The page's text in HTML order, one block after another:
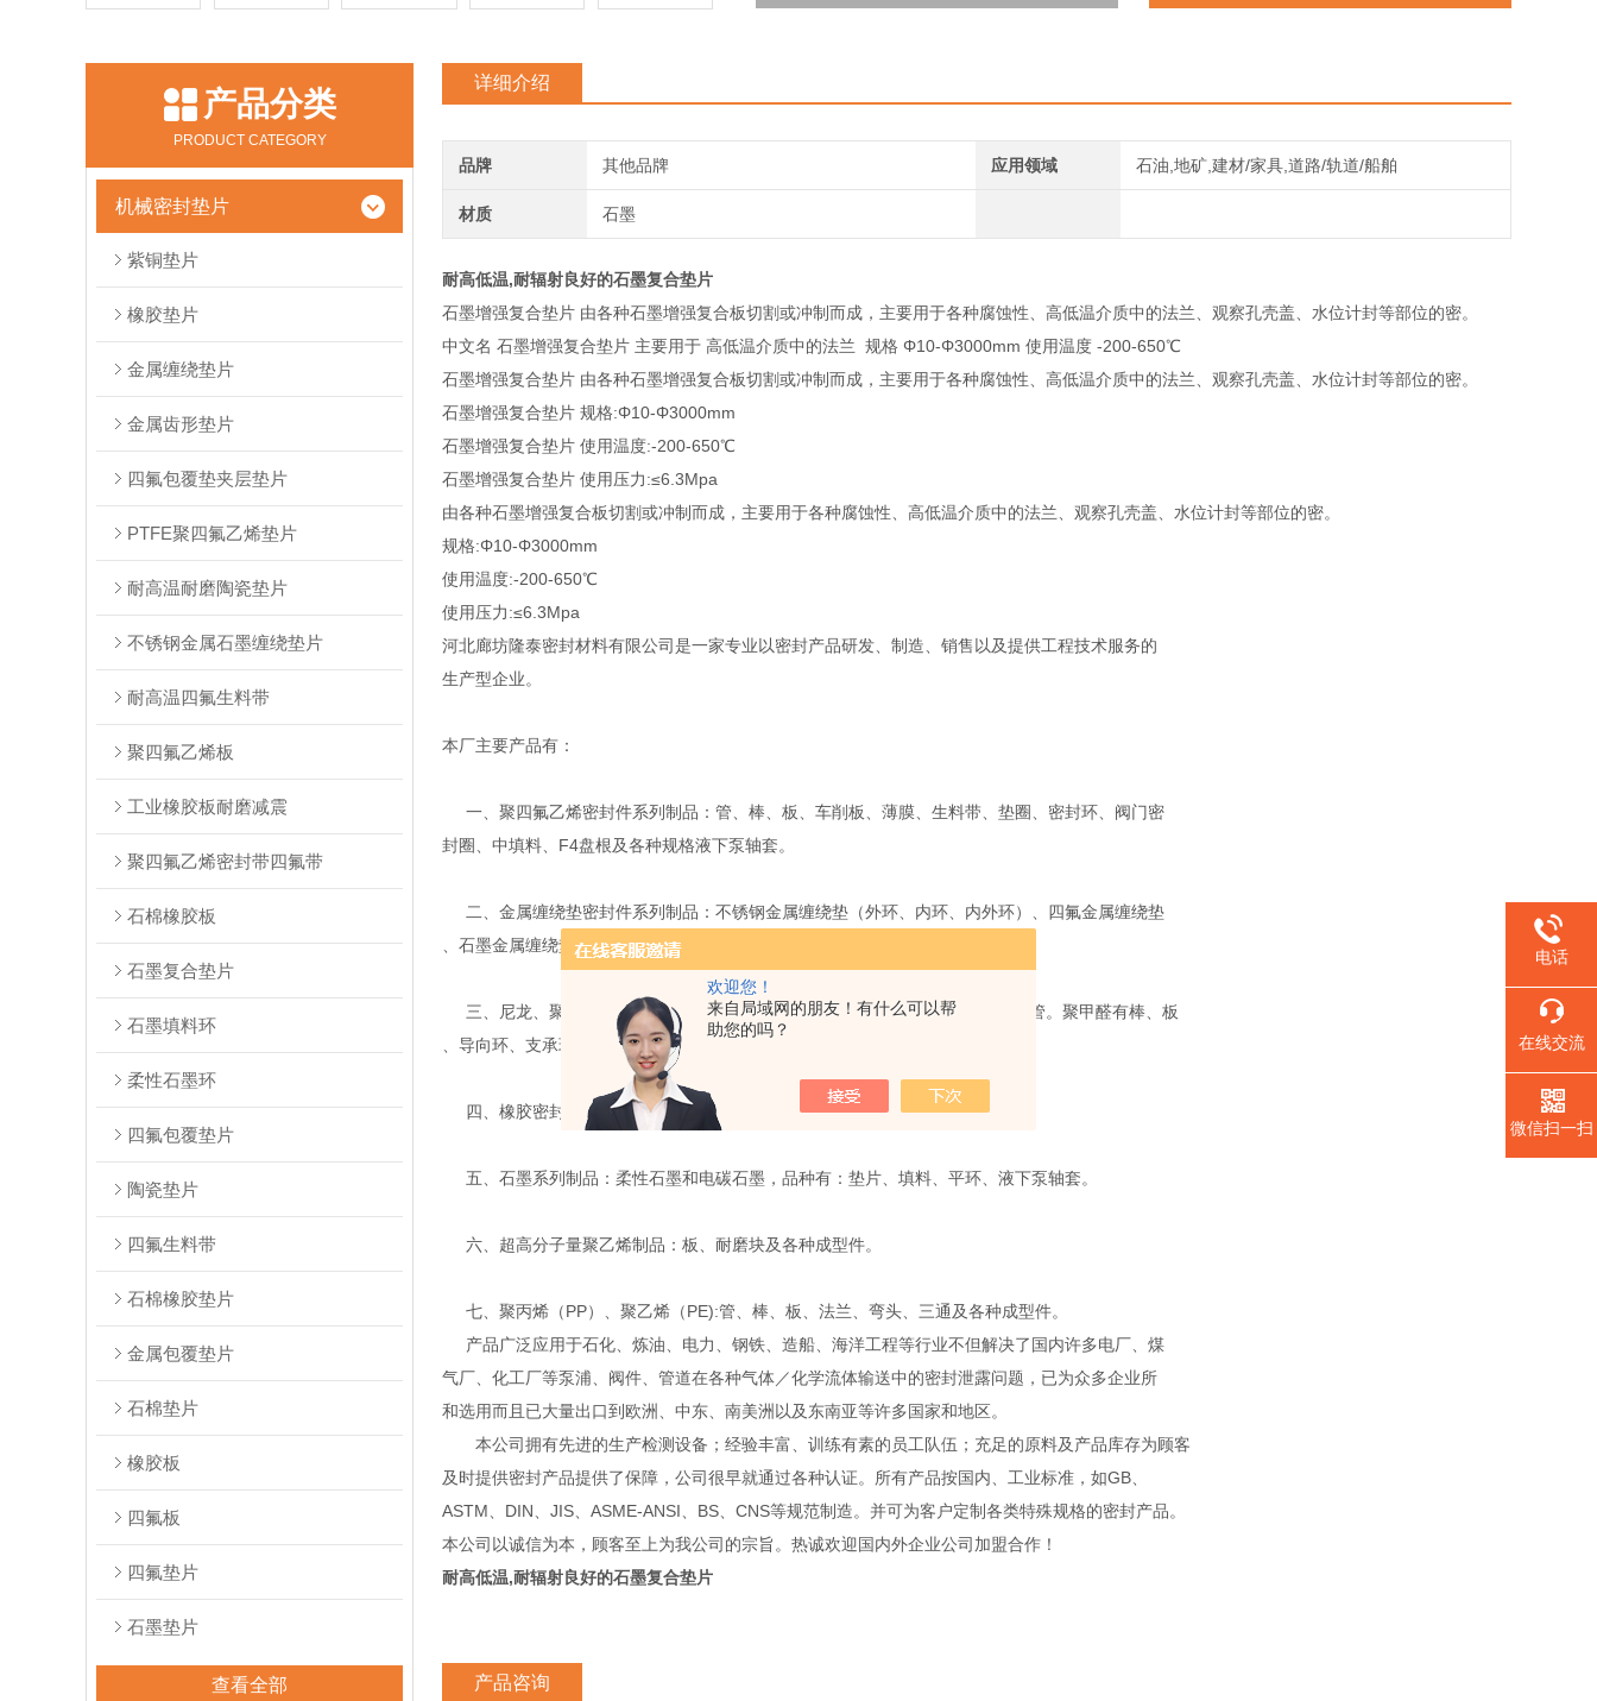
欢迎您！
来自局域网的朋友！有什么可以帮
助您的吗？
产品分类
PRODUCT CATEGORY
机械密封垫片
紫铜垫片
橡胶垫片
金属缠绕垫片
金属齿形垫片
四氟包覆垫夹层垫片
PTFE聚四氟乙烯垫片
耐高温耐磨陶瓷垫片
不锈钢金属石墨缠绕垫片
耐高温四氟生料带
聚四氟乙烯板
工业橡胶板耐磨减震
聚四氟乙烯密封带四氟带
石棉橡胶板
石墨复合垫片
石墨填料环
柔性石墨环
四氟包覆垫片
陶瓷垫片
四氟生料带
石棉橡胶垫片
金属包覆垫片
石棉垫片
橡胶板
四氟板
四氟垫片
石墨垫片
查看全部
详细介绍
品牌 其他品牌 应用领域 石油,地矿,建材/家具,道路/轨道/船舶
材质 石墨
耐高低温,耐辐射良好的石墨复合垫片
石墨增强复合垫片 由各种石墨增强复合板切割或冲制而成，主要用于各种腐蚀性、高低温介质中的法兰、观察孔壳盖、水位计封等部位的密。
中文名 石墨增强复合垫片 主要用于 高低温介质中的法兰 规格 Φ10-Φ3000mm 使用温度 -200-650℃
石墨增强复合垫片 由各种石墨增强复合板切割或冲制而成，主要用于各种腐蚀性、高低温介质中的法兰、观察孔壳盖、水位计封等部位的密。
石墨增强复合垫片 规格:Φ10-Φ3000mm
石墨增强复合垫片 使用温度:-200-650℃
石墨增强复合垫片 使用压力:≤6.3Mpa
由各种石墨增强复合板切割或冲制而成，主要用于各种腐蚀性、高低温介质中的法兰、观察孔壳盖、水位计封等部位的密。
规格:Φ10-Φ3000mm
使用温度:-200-650℃
使用压力:≤6.3Mpa
河北廊坊隆泰密封材料有限公司是一家专业以密封产品研发、制造、销售以及提供工程技术服务的
生产型企业。
本厂主要产品有：
一、聚四氟乙烯密封件系列制品：管、棒、板、车削板、薄膜、生料带、垫圈、密封环、阀门密
封圈、中填料、F4盘根及各种规格液下泵轴套。
二、金属缠绕垫密封件系列制品：不锈钢金属缠绕垫（外环、内环、内外环）、四氟金属缠绕垫
、石墨金属缠绕垫、高压石棉垫、非石棉垫、包氟垫。
三、尼龙、聚甲醛系列制品：1010尼龙和MC尼龙两大类，品种有：棒、板、管。聚甲醛有棒、板
、导向环、支承环及各种成型件。
四、橡胶密封件系列制品：氟橡胶、丁晴胶、耐油胶、硅橡胶。
五、石墨系列制品：柔性石墨和电碳石墨，品种有：垫片、填料、平环、液下泵轴套。
六、超高分子量聚乙烯制品：板、耐磨块及各种成型件。
七、聚丙烯（PP）、聚乙烯（PE):管、棒、板、法兰、弯头、三通及各种成型件。
产品广泛应用于石化、炼油、电力、钢铁、造船、海洋工程等行业不但解决了国内许多电厂、煤
气厂、化工厂等泵浦、阀件、管道在各种气体／化学流体输送中的密封泄露问题，已为众多企业所
和选用而且已大量出口到欧洲、中东、南美洲以及东南亚等许多国家和地区。
本公司拥有先进的生产检测设备；经验丰富、训练有素的员工队伍；充足的原料及产品库存为顾客
及时提供密封产品提供了保障，公司很早就通过各种认证。所有产品按国内、工业标准，如GB、
ASTM、DIN、JIS、ASME-ANSI、BS、CNS等规范制造。并可为客户定制各类特殊规格的密封产品。
本公司以诚信为本，顾客至上为我公司的宗旨。热诚欢迎国内外企业公司加盟合作！
耐高低温,耐辐射良好的石墨复合垫片
产品咨询
电话
在线交流
微信扫一扫